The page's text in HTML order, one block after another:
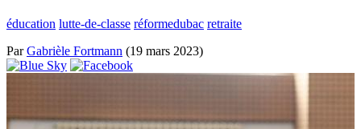
éducation lutte-de-classe réformedubac retraite
ParGabrièle Fortmann (19 mars 2023)